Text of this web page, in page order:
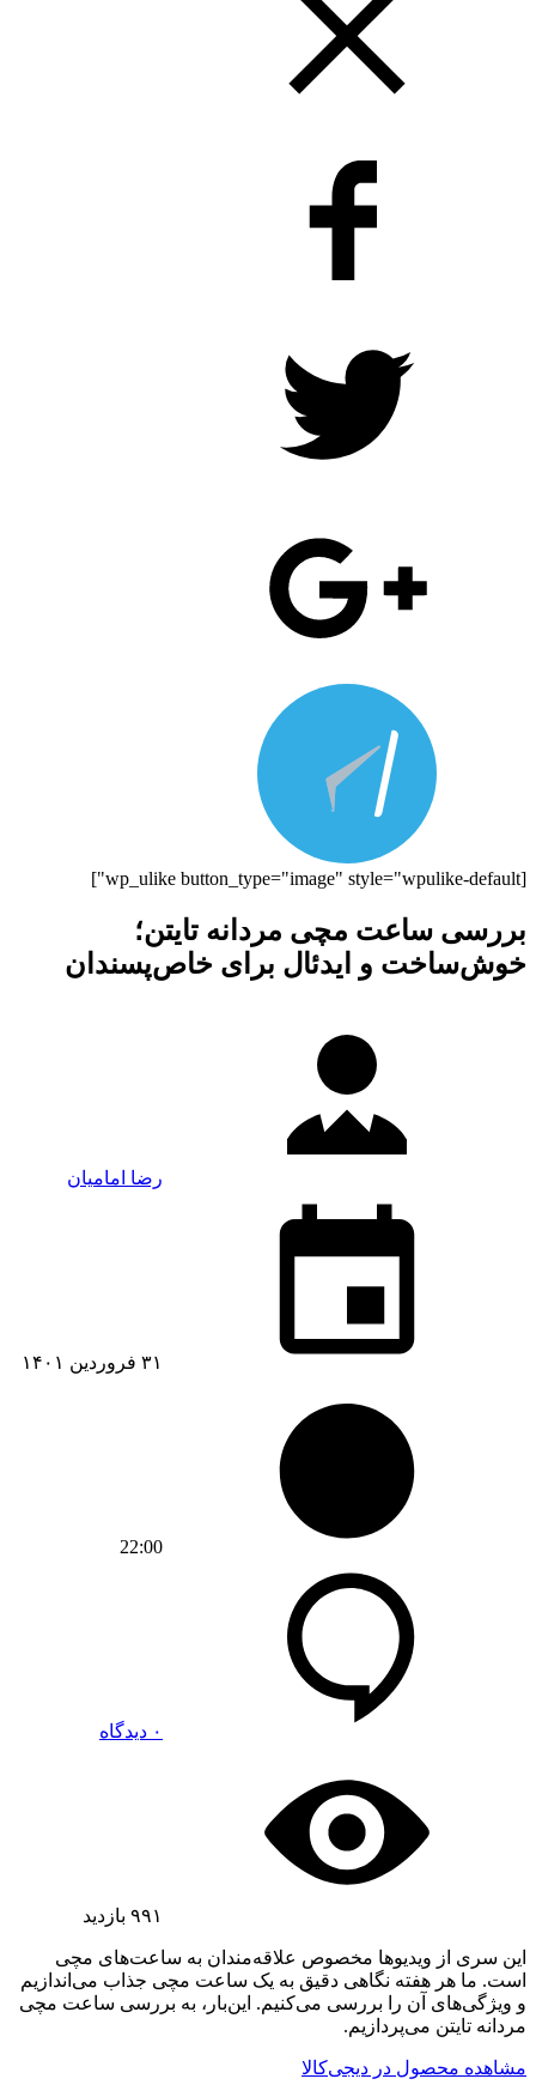
[wp_ulike button_type="image" style="wpulike-default"]
بررسی ساعت مچی مردانه تایتن؛
خوش‌ساخت و ایدئال برای خاص‌پسندان
رضا امامیان
۳۱ فروردین ۱۴۰۱
22:00
۰ دیدگاه
۹۹۱ بازدید
این سری از ویدیوها مخصوص علاقه‌مندان به ساعت‌های مچی
است. ما هر هفته نگاهی دقیق به یک ساعت مچی جذاب می‌اندازیم
و ویژگی‌های آن را بررسی می‌کنیم. این‌بار، به بررسی ساعت مچی
مردانه تایتن می‌پردازیم.
مشاهده محصول در دیجی‌کالا